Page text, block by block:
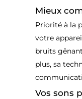
Mieux
Priorité à la
votre
bruits
plus, sa
Vos sons